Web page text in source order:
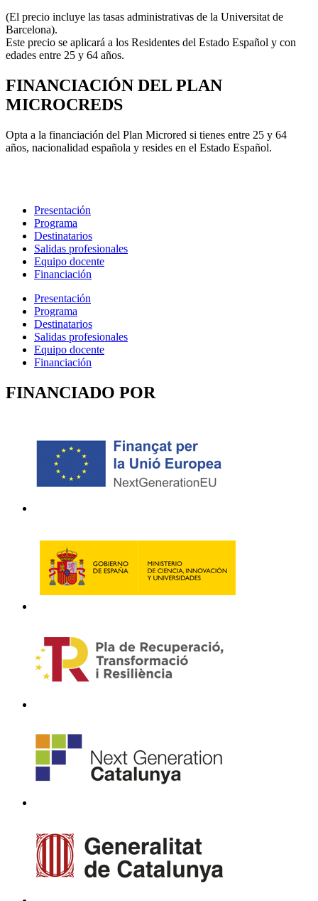
(El precio incluye las tasas administrativas de la Universitat de
Barcelona).
Este precio se aplicará a los Residentes del Estado Español y con
edades entre 25 y 64 años.
FINANCIACIÓN DEL PLAN
MICROCREDS
Opta a la financiación del Plan Microred si tienes entre 25 y 64
años, nacionalidad española y resides en el Estado Español.
Presentación
Programa
Destinatarios
Salidas profesionales
Equipo docente
Financiación
Presentación
Programa
Destinatarios
Salidas profesionales
Equipo docente
Financiación
FINANCIADO POR